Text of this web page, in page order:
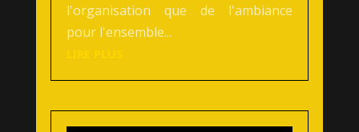
l'organisation que de l'ambiance
pour l'ensemble...